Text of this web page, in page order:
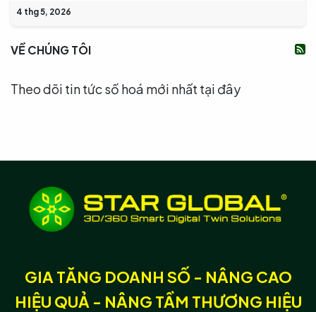
4 thg 5, 2026
VỀ CHÚNG TÔI
Theo dõi tin tức số hoá mới nhất tại đây
GIA TĂNG DOANH SỐ - NÂNG CAO
HIỆU QUẢ - NÂNG TẦM THƯƠNG HIỆU